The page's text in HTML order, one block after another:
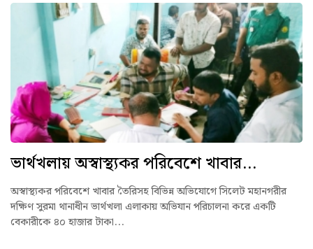
ভার্থখলায় অস্বাস্থ্যকর পরিবেশে খাবার...
অস্বাস্থ্যকর পরিবেশে খাবার তৈরিসহ বিভিন্ন অভিযোগে সিলেট মহানগরীর
দক্ষিণ সুরমা থানাধীন ভার্থখলা এলাকায় অভিযান পরিচালনা করে একটি
বেকারীকে ৪০ হাজার টাকা...